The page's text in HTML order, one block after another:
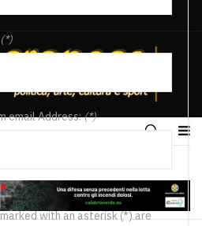
(*)
email Address:(*)
with an asterisk (*) are